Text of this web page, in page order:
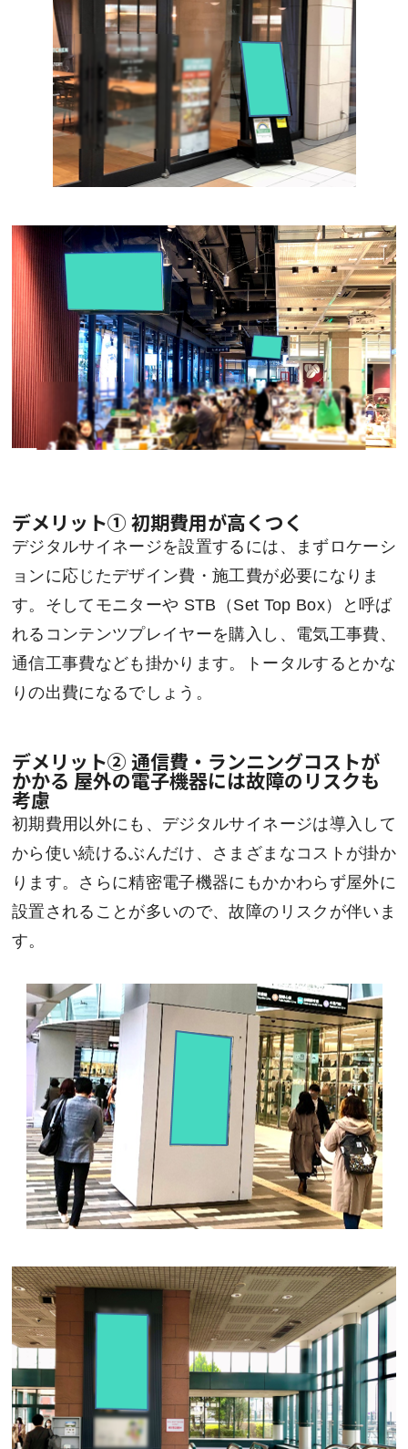
デメリット① 初期費用が高くつく
デジタルサイネージを設置するには、まずロケーシ
ョンに応じたデザイン費・施工費が必要になりま
す。そしてモニターや STB（Set Top Box）と呼ば
れるコンテンツプレイヤーを購入し、電気工事費、
通信工事費なども掛かります。トータルするとかな
りの出費になるでしょう。
デメリット② 通信費・ランニングコストが
かかる 屋外の電子機器には故障のリスクも
考慮
初期費用以外にも、デジタルサイネージは導入して
から使い続けるぶんだけ、さまざまなコストが掛か
ります。さらに精密電子機器にもかかわらず屋外に
設置されることが多いので、故障のリスクが伴いま
す。